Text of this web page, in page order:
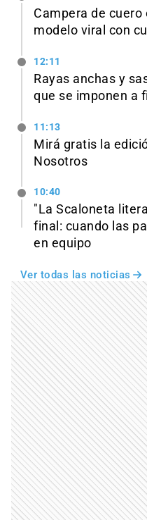
Campera de cuero
modelo viral con
12:11
Rayas anchas y
que se imponen a
11:13
Mirá gratis la
Nosotros
10:40
"La Scaloneta
final: cuando las
en equipo
Ver todas las noticias